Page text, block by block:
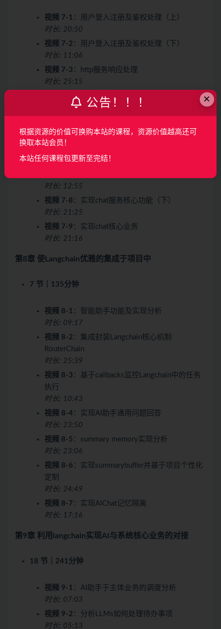
视频 7-1 ：用户登入注册及鉴权处理（上）
时长: 20:50
视频 7-2 ：用户登入注册及鉴权处理（下）
时长: 11:06
视频 7-3 ：http服务响应处理
时长: 25:15
：部门人员组织功能实现分析
时长: 06:26
时长: 06:55
视频 7-6
时长: 11:08
时长: 12:55
视频 7-8 ：实现chat服务核心功能（下）
时长: 21:25
视频 7-9 ：实现chat核心业务
时长: 21:16
第8章 使Langchain优雅的集成于项目中
7 节｜135分钟
视频 8-1 ：智能助手功能及实现分析
时长: 09:17
视频 8-2 ：集成封装Langchain核心机制
RouterChain
时长: 25:39
视频 8-3 ：基于callbacks监控Langchain中的任务
执行
时长: 10:43
视频 8-4 ：实现AI助手通用问题回答
时长: 23:50
视频 8-5 ：summary memory实现分析
时长: 23:06
视频 8-6 ：实现summarybuffer并基于项目个性化
定制
时长: 24:49
视频 8-7 ：实现AIChat记忆隔离
时长: 17:16
第9章 利用langchain实现AI与系统核心业务的对接
18 节｜241分钟
视频 9-1 ：AI助手于主体业务的调度分析
时长: 07:03
视频 9-2 ：分析LLMs如何处理待办事项
时长: 05:13
×
公告！！！
根据资源的价值可换购本站的课程，资源价值越高还可
换取本站会员！
本站任何课程包更新至完结！